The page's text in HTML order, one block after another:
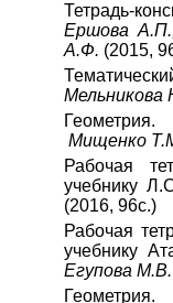
Тетрадь-
Ершова
А.Ф. (2015,
Мельникова
Мищенко
Рабочая
учебнику
(2016, 96с.)
Рабочая
учебнику
Егупова М.В.